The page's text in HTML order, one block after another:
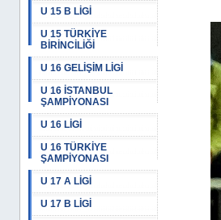
U 15 B LİGİ
U 15 TÜRKİYE
BİRİNCİLİĞİ
U 16 GELİŞİM LİGİ
U 16 İSTANBUL
ŞAMPİYONASI
U 16 LİGİ
U 16 TÜRKİYE
ŞAMPİYONASI
U 17 A LİGİ
U 17 B LİGİ